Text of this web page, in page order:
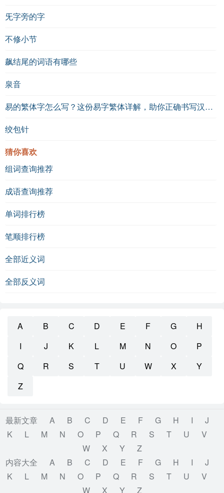
旡字旁的字
不修小节
飙结尾的词语有哪些
泉音
易的繁体字怎么写？这份易字繁体详解，助你正确书写汉字_汉字繁体学习
绞包针
猜你喜欢
组词查询推荐
成语查询推荐
单词排行榜
笔顺排行榜
全部近义词
全部反义词
A B C D E F G
H
I
J K L M N O
P
Q
R S T U W X
Y
Z
最新文章 A B C D E F G H I
J
K
L M N O P Q R S T U
V
W
X Y
Z
内容大全
A B C D E F G H I
J
K
L M N O P Q R S T U
V
W
X Y Z